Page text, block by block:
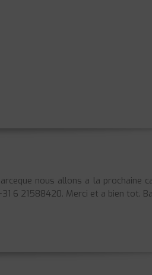
nous allons a la prochaine
6 21588420. Merci et a bien tot.